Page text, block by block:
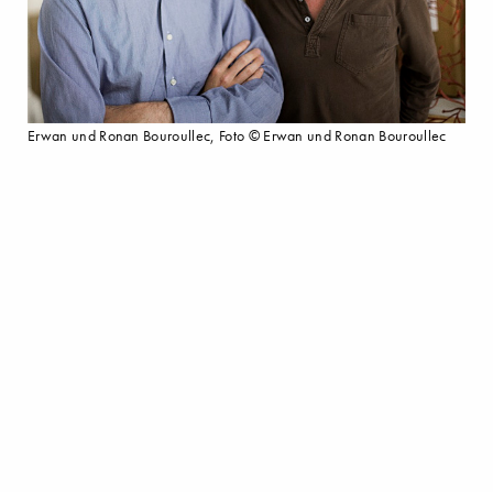
Erwan und Ronan Bouroullec, Foto © Erwan und Ronan Bouroullec